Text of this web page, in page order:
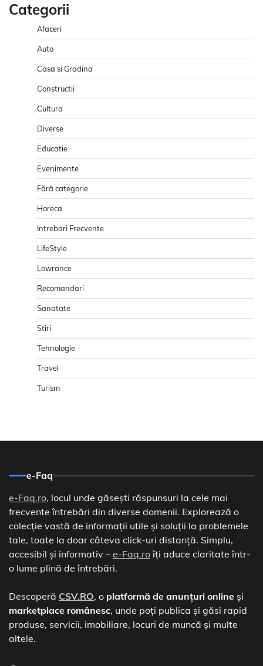
Categorii
Afaceri
Auto
Casa si Gradina
Constructii
Cultura
Diverse
Educatie
Evenimente
Fără categorie
Horeca
Intrebari Frecvente
LifeStyle
Lowrance
Recomandari
Sanatate
Stiri
Tehnologie
Travel
Turism
e-Faq
e-Faq.ro, locul unde găsești răspunsuri la cele mai
frecvente întrebări din diverse domenii. Explorează o
colecție vastă de informații utile și soluții la problemele
tale, toate la doar câteva click-uri distanță. Simplu,
accesibil și informativ – e-Faq.roîți aduce claritate într-
o lume plină de întrebări.
Descoperă CSV.RO, o platformă de anunțuri online și
marketplace românesc, unde poți publica și găsi rapid
produse, servicii, imobiliare, locuri de muncă și multe
altele.